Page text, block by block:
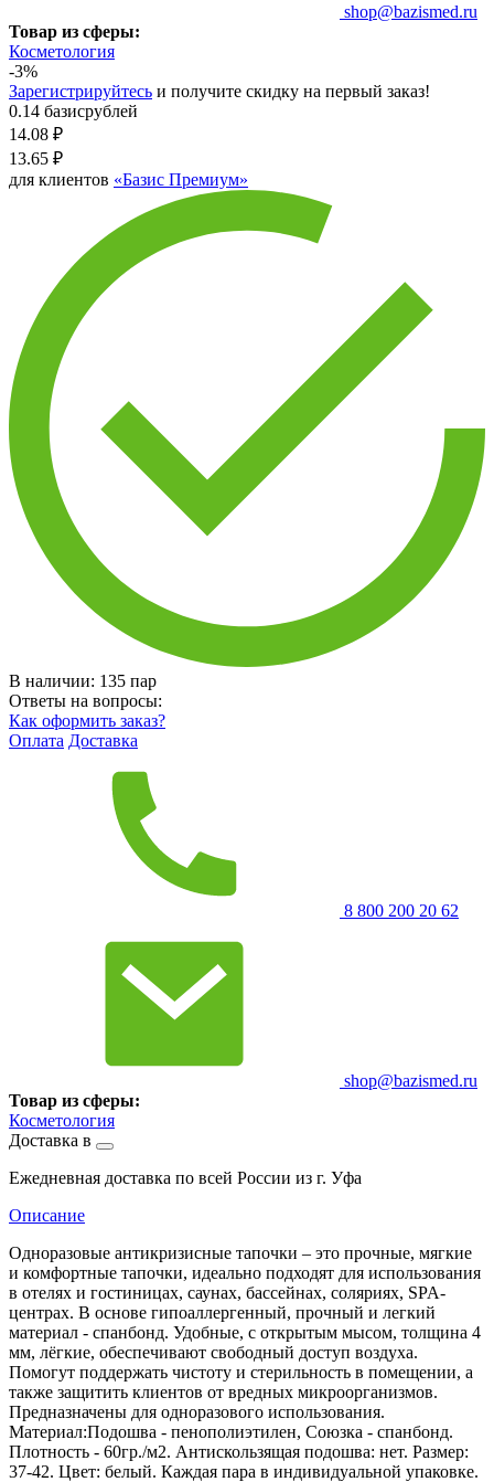
shop@bazismed.ru
Товар из сферы:
Косметология
-3%
Зарегистрируйтесь и получите скидку на первый заказ!
0.14 базисрублей
14.08 ₽
13.65 ₽
для клиентов «Базис Премиум»
В наличии: 135 пар
Ответы на вопросы:
Как оформить заказ?
Оплата Доставка
8 800 200 20 62
shop@bazismed.ru
Товар из сферы:
Косметология
Доставка в
Ежедневная доставка по всей России из г. Уфа
Описание
Одноразовые антикризисные тапочки – это прочные, мягкие
и комфортные тапочки, идеально подходят для использования
в отелях и гостиницах, саунах, бассейнах, соляриях, SPA-
центрах. В основе гипоаллергенный, прочный и легкий
материал - спанбонд. Удобные, с открытым мысом, толщина 4
мм, лёгкие, обеспечивают свободный доступ воздуха.
Помогут поддержать чистоту и стерильность в помещении, а
также защитить клиентов от вредных микроорганизмов.
Предназначены для одноразового использования.
Материал:Подошва - пенополиэтилен, Союзка - спанбонд.
Плотность - 60гр./м2. Антискользящая подошва: нет. Размер:
37-42. Цвет: белый. Каждая пара в индивидуальной упаковке.